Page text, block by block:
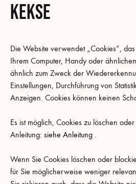
Kekse
Die Website verwendet „Cookies“,
Ihrem Computer, Handy oder
ähnlich zum Zweck der
Einstellungen, Durchführung von
Anzeigen. Cookies können keinen
Es ist möglich, Cookies zu löschen
Anleitung: siehe Anleitung
Wenn Sie Cookies löschen oder
für Sie möglicherweise weniger